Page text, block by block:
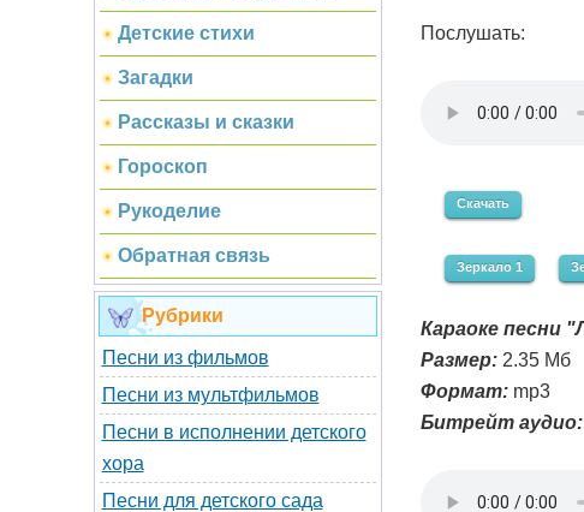
Детские стихи
Загадки
Рассказы и сказки
Гороскоп
Рукоделие
Обратная связь
Рубрики
Песни из фильмов
Песни из мультфильмов
Песни в исполнении детского
хора
Песни для детского сада
Послушать:
Скачать
Зеркало 1
Караоке песни
Размер:2.35 Мб
Формат:mp3
Битрейт аудио: